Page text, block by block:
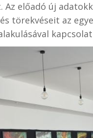
Az előadó új
törekvéseit az